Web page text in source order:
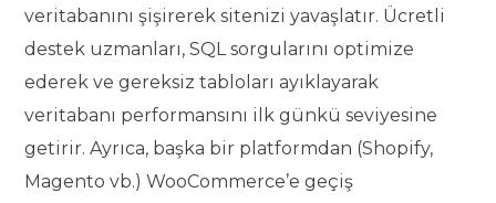
veritabanını şişirerek sitenizi yavaşlatır. Ücretli
destek uzmanları, SQL sorgularını optimize
ederek ve gereksiz tabloları ayıklayarak
veritabanı performansını ilk günkü seviyesine
getirir. Ayrıca, başka bir platformdan (Shopify,
Magento vb.) WooCommerce’e geçiş